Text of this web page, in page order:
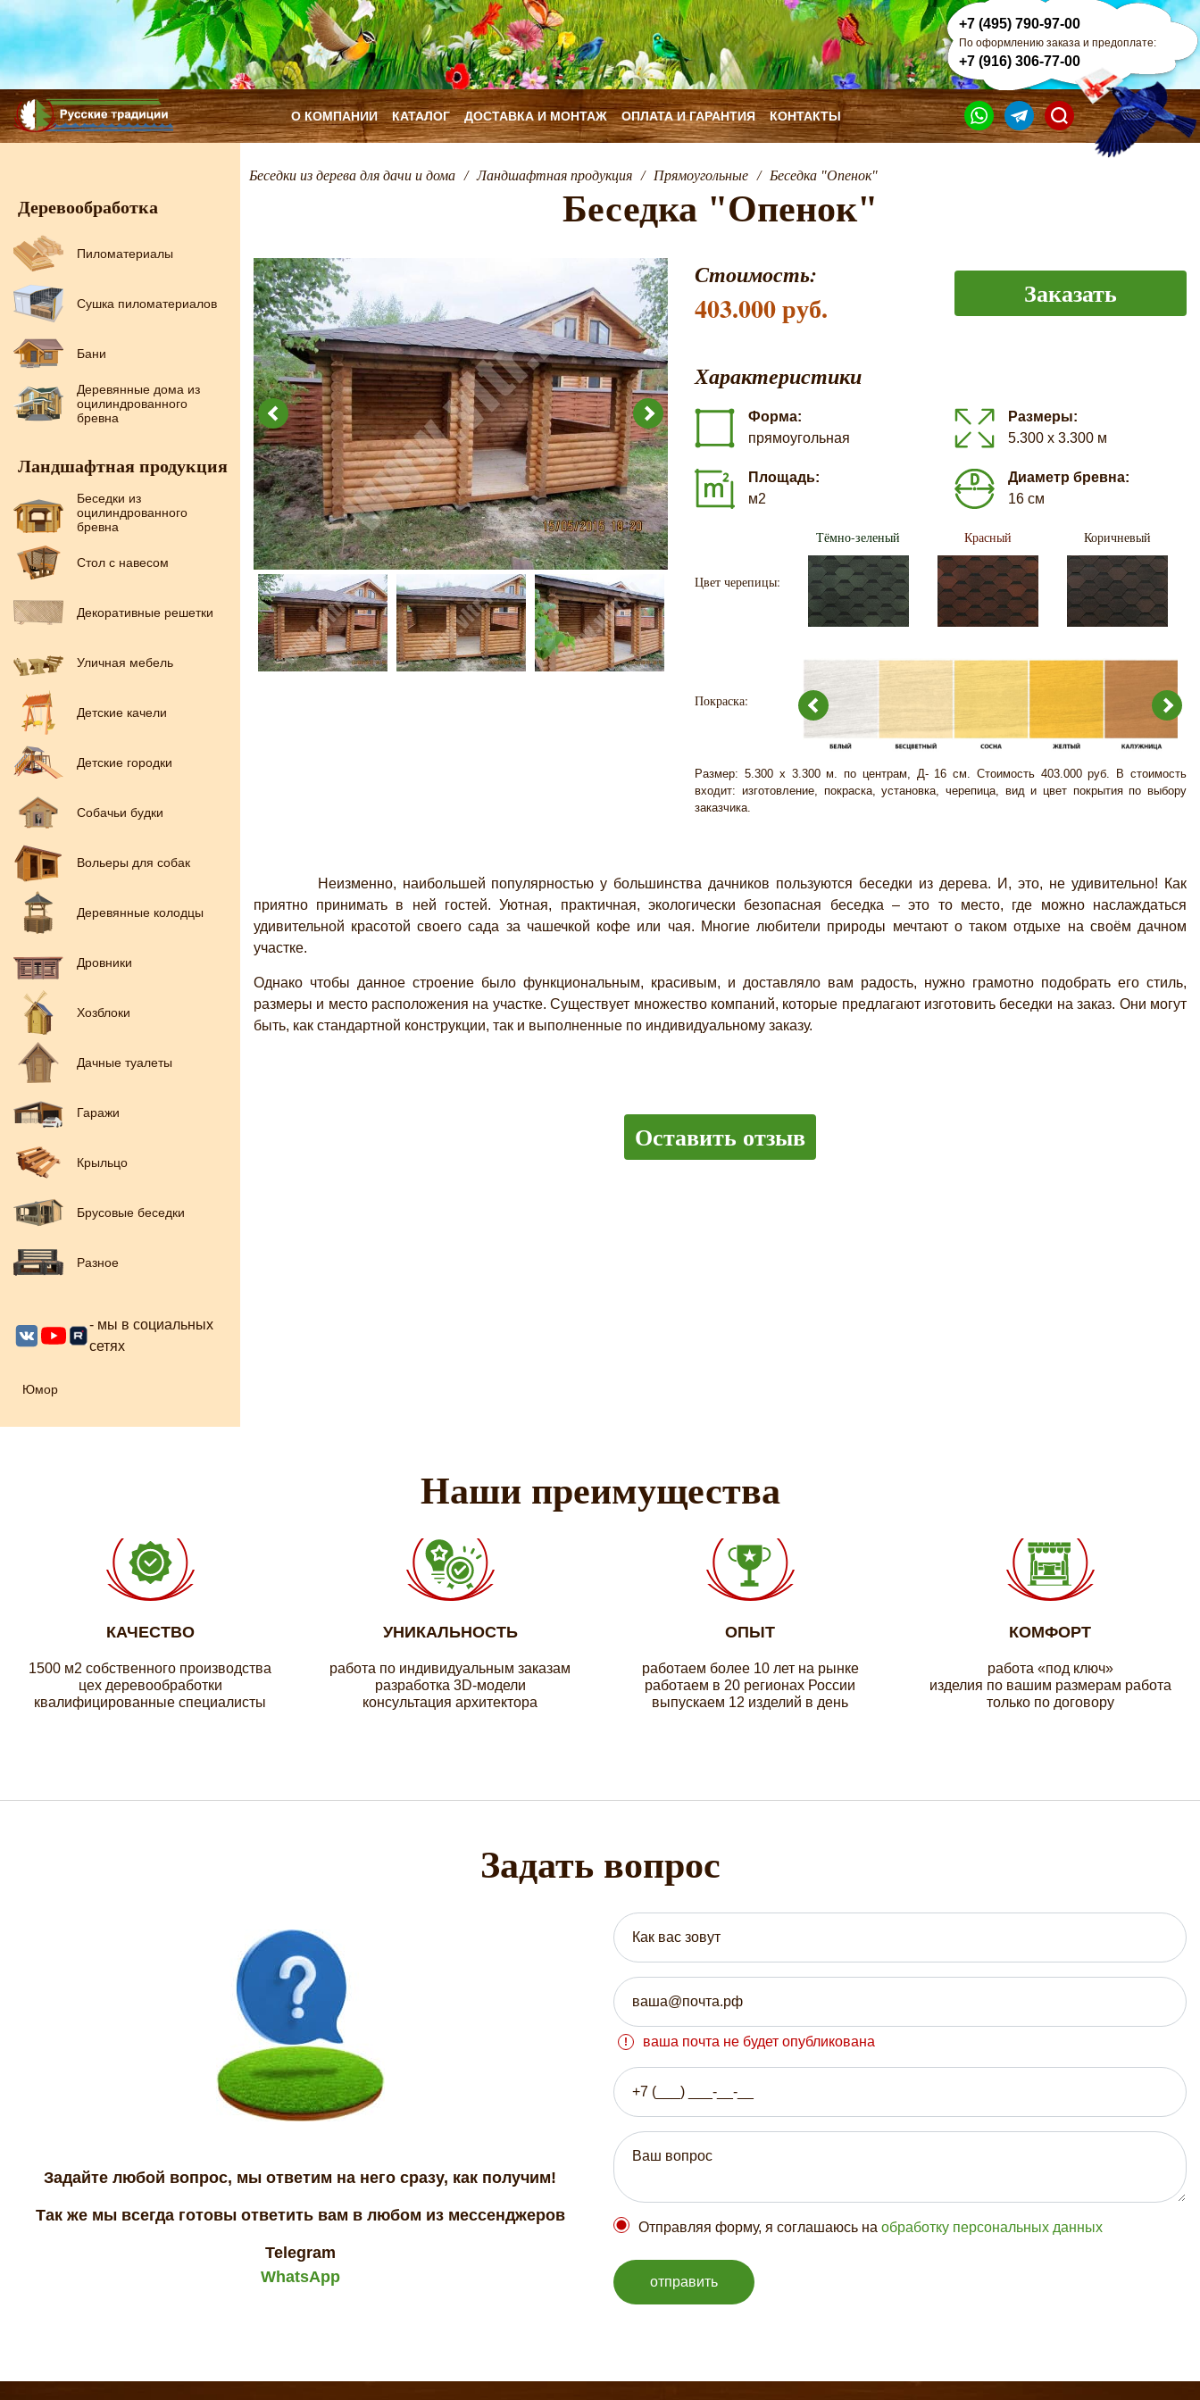
О КОМПАНИИ ДОСТАВКА И МОНТАЖ ОПЛАТА И ГАРАНТИЯ КОНТАКТЫ
КАТАЛОГ
+7 (495) 790-97-00
По оформлению заказа и предоплате:
+7 (916) 306-77-00
Деревообработка
Пиломатериалы
Сушка пиломатериалов
Бани
Деревянные дома из
оцилиндрованного
бревна
Ландшафтная продукция
Беседки из
оцилиндрованного
бревна
Стол с навесом
Декоративные решетки
Уличная мебель
Детские качели
Детские городки
Собачьи будки
Вольеры для собак
Деревянные колодцы
Дровники
Хозблоки
Дачные туалеты
Гаражи
Крыльцо
Брусовые беседки
Разное
- мы в социальных
сетях
Юмор
Беседки из дерева для дачи и дома / Ландшафтная продукция / Прямоугольные / Беседка "Опенок"
Беседка "Опенок"
Стоимость:
403.000 руб. Заказать
Характеристики
Форма:
прямоугольная
Размеры:
5.300 х 3.300 м
Площадь:
м2
Диаметр бревна:
16 см
Цвет черепицы:
Тёмно-зеленый Красный Коричневый
Покраска:
Размер: 5.300 х 3.300 м. по центрам, Д- 16 см. Стоимость 403.000 руб. В стоимость
входит: изготовление, покраска, установка, черепица, вид и цвет покрытия по выбору
заказчика.
Неизменно, наибольшей популярностью у большинства дачников пользуются беседки из дерева. И, это, не удивительно! Как
приятно принимать в ней гостей. Уютная, практичная, экологически безопасная беседка – это то место, где можно наслаждаться
удивительной красотой своего сада за чашечкой кофе или чая. Многие любители природы мечтают о таком отдыхе на своём дачном
участке.
Однако чтобы данное строение было функциональным, красивым, и доставляло вам радость, нужно грамотно подобрать его стиль,
размеры и место расположения на участке. Существует множество компаний, которые предлагают изготовить беседки на заказ. Они могут
быть, как стандартной конструкции, так и выполненные по индивидуальному заказу.
Оставить отзыв
Наши преимущества
КАЧЕСТВО
1500 м2 собственного производства
цех деревообработки
квалифицированные специалисты
УНИКАЛЬНОСТЬ
работа по индивидуальным заказам
разработка 3D-модели
консультация архитектора
ОПЫТ
работаем более 10 лет на рынке
работаем в 20 регионах России
выпускаем 12 изделий в день
КОМФОРТ
работа «под ключ»
изделия по вашим размерам работа
только по договору
Задать вопрос
Задайте любой вопрос, мы ответим на него сразу, как получим!
Так же мы всегда готовы ответить вам в любом из мессенджеров
Telegram
WhatsApp
ваша почта не будет опубликована
Отправляя форму, я соглашаюсь на обработку персональных данных
отправить